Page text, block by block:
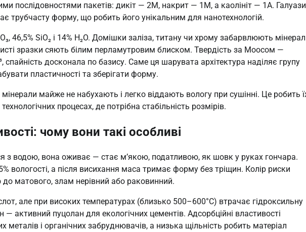
послідовностями пакетів: дикіт — 2M, накрит — 1M, а каолініт — 1A.
трубчасту форму, що робить його унікальним для нанотехнологій.
46,5% SiO₂ і 14% H₂O. Домішки заліза, титану чи хрому забарвлюють
зразки сяють білим перламутровим блиском. Твердість за Моосом —
спайність досконала по базису. Саме ця шарувата архітектура наділяє групу
пластичності та зберігати форму.
мінерали майже не набухають і легко віддають вологу при сушінні. Це робить
процесах, де потрібна стабільність розмірів.
чому вони такі особливі
з водою, вона оживає — стає м’якою, податливою, як шовк у руках гончара.
вологості, а після висихання маса тримає форму без тріщин. Колір риски
матового, злам нерівний або раковинний.
але при високих температурах (близько 500–600°C) втрачає гідроксильну
активний пуцолан для екологічних цементів. Адсорбційні властивості
і органічних забруднювачів, а низька щільність робить матеріал